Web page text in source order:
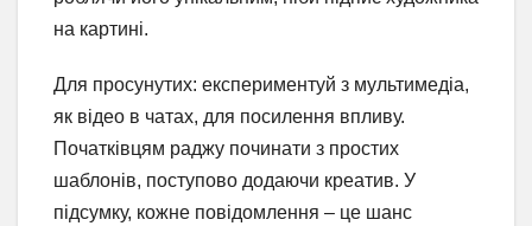
на картині.
Для просунутих: експериментуй з мультимедіа,
як відео в чатах, для посилення впливу.
Початківцям раджу починати з простих
шаблонів, поступово додаючи креатив. У
підсумку, кожне повідомлення – це шанс